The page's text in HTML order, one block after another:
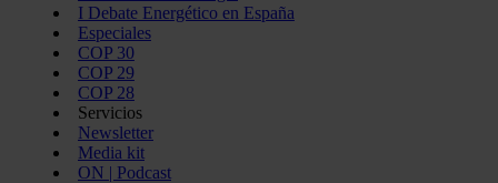
I Debate Energético en España
Especiales
COP 30
COP 29
COP 28
Servicios
Newsletter
Media kit
ON | Podcast